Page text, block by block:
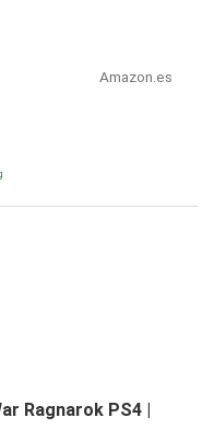
Amazon.es
Ragnarok PS4 |